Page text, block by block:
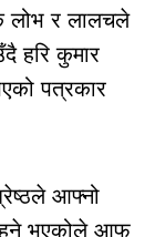
लोभ र लालचले
हरि कुमार
पत्रकार
आफ्नो
भएकोले आफु